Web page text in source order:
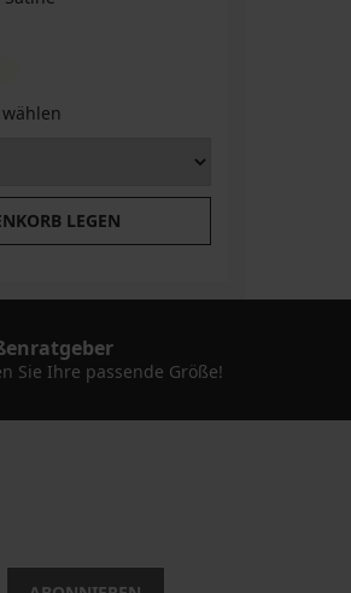
LEGEN
Sie Ihre passende Größe!